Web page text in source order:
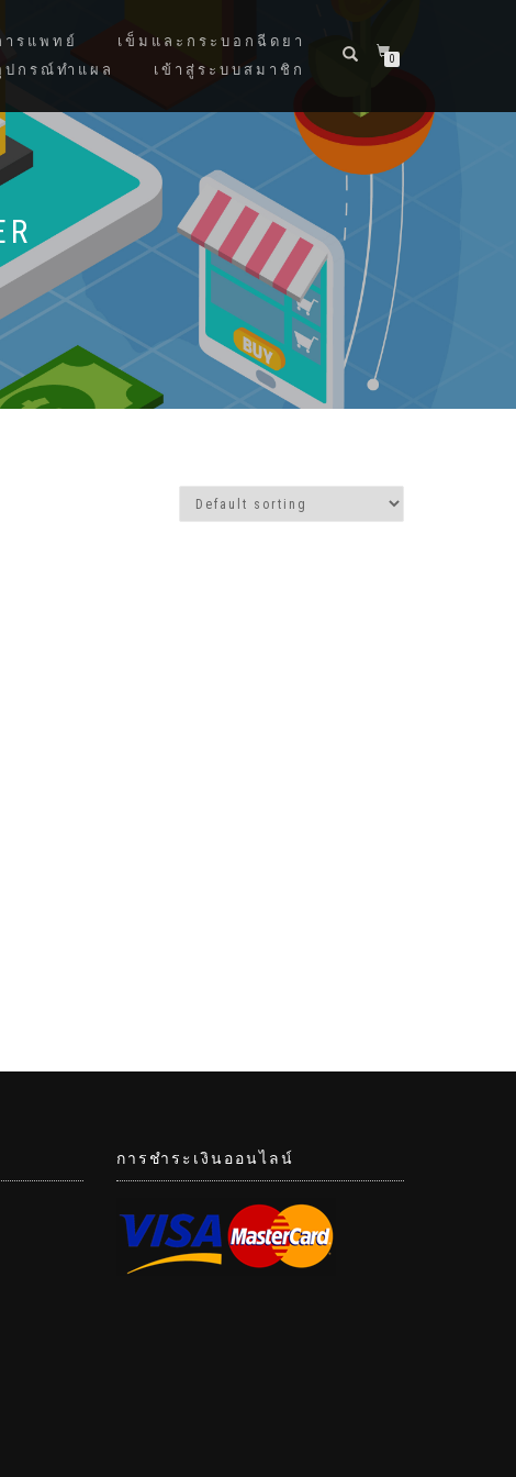
ารแพทย์
เข็มและกระบอกฉีดยา
ปกรณ์ทำแผล เข้าสู่ระบบสมาชิก
0
การชำระเงินออนไลน์